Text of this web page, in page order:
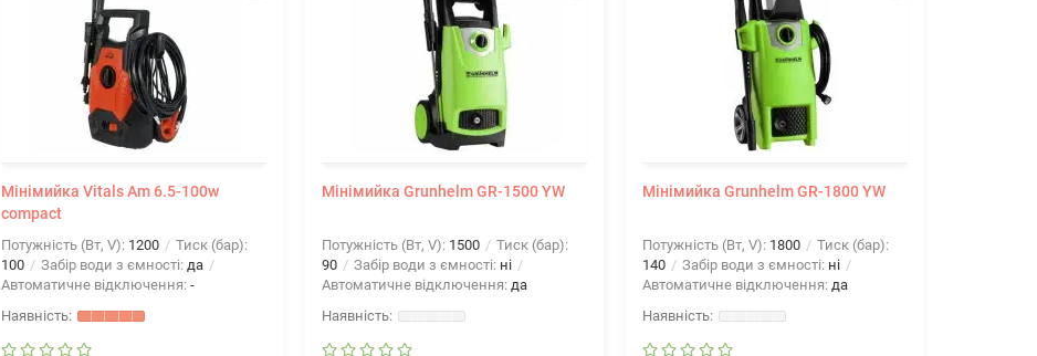
Мінімийка Vitals Am 6.5-100w
compact
Потужність (Вт, V): 1200
Тиск (бар):
100
Забір води з ємності: да
Автоматичне відключення: -
Мінімийка Grunhelm GR-1500 YW
Потужність (Вт, V): 1500
Тиск (бар):
90
Забір води з ємності: ні
Автоматичне відключення: да
Мінімийка Grunhelm GR-1800 YW
Потужність (Вт, V): 1800
Тиск (бар):
140
Забір води з ємності: ні
Автоматичне відключення: да